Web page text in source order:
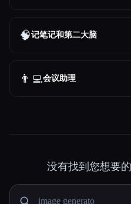
🧠记笔记和第二大脑
👨‍💻会议助理
没有找到您想要